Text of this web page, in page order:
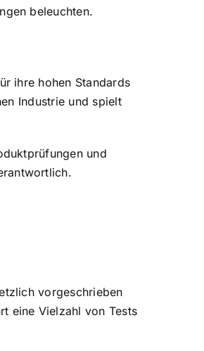
beleuchten.
ihre hohen Standards
Industrie und spielt
und
vorgeschrieben
eine Vielzahl von Tests